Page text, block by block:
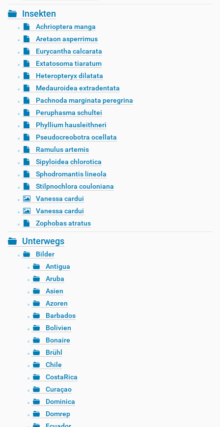
Insekten
Achrioptera manga
Aretaon asperrimus
Eurycantha calcarata
Extatosoma tiaratum
Heteropteryx dilatata
Medauroidea extradentata
Pachnoda marginata peregrina
Peruphasma schultei
Phyllium hausleithneri
Pseudocreobotra ocellata
Ramulus artemis
Sipyloidea chlorotica
Sphodromantis lineola
Stilpnochlora couloniana
Vanessa cardui
Vanessa cardui
Zophobas atratus
Unterwegs
Bilder
Antigua
Aruba
Asien
Azoren
Barbados
Bolivien
Bonaire
Brühl
Chile
CostaRica
Curaçao
Dominica
Domrep